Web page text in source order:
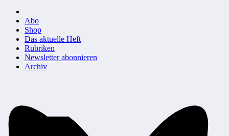
Abo
Shop
Das aktuelle Heft
Rubriken
Newsletter abonnieren
Archiv